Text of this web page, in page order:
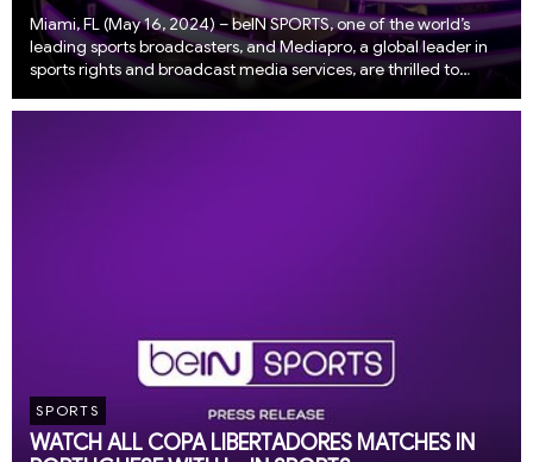
Miami, FL (May 16, 2024) – beIN SPORTS, one of the world’s
leading sports broadcasters, and Mediapro, a global leader in
sports rights and broadcast media services, are thrilled to
towards expanding the global f...
SPORTS
WATCH ALL COPA LIBERTADORES MATCHES IN